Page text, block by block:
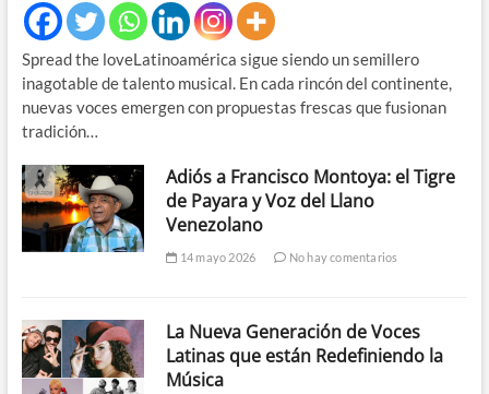
Spread the loveLatinoamérica sigue siendo un semillero
inagotable de talento musical. En cada rincón del continente,
nuevas voces emergen con propuestas frescas que fusionan
tradición…
Adiós a Francisco Montoya: el Tigre
de Payara y Voz del Llano
Venezolano
14 mayo 2026 No hay comentarios
La Nueva Generación de Voces
Latinas que están Redefiniendo la
Música